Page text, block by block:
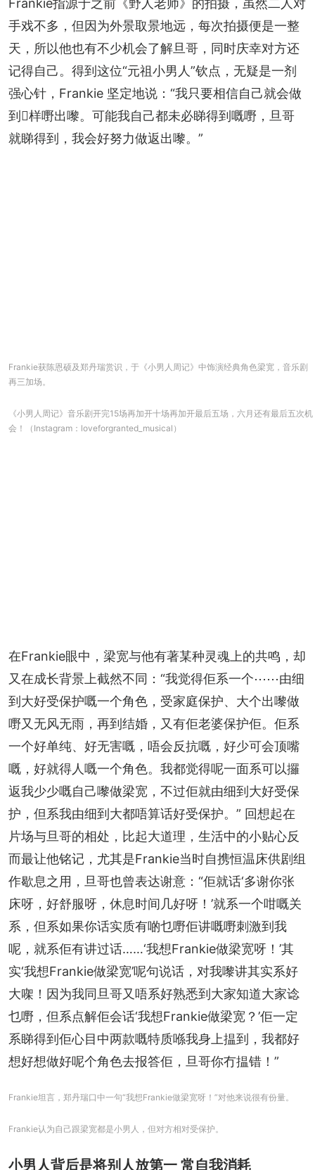
Frankie指源于之前《野人老师》的拍摄，虽然二人对
手戏不多，但因为外景取景地远，每次拍摄便是一整
天，所以他也有不少机会了解旦哥，同时庆幸对方还
记得自己。得到这位“元祖小男人”钦点，无疑是一剂
强心针，Frankie 坚定地说：“我只要相信自己就会做
到𠮶样嘢出嚟。可能我自己都未必睇得到嘅嘢，旦哥
就睇得到，我会好努力做返出嚟。”
Frankie获陈恩硕及郑丹瑞赏识，于《小男人周记》中饰演经典角色梁宽，音乐剧
再三加场。
《小男人周记》音乐剧开完15场再加开十场再加开最后五场，六月还有最后五次机
会！（Instagram：loveforgranted_musical）
在Frankie眼中，梁宽与他有著某种灵魂上的共鸣，却
又在成长背景上截然不同：“我觉得佢系一个⋯⋯由细
到大好受保护嘅一个角色，受家庭保护、大个出嚟做
嘢又无风无雨，再到结婚，又有佢老婆保护佢。佢系
一个好单纯、好无害嘅，唔会反抗嘅，好少可会顶嘴
嘅，好就得人嘅一个角色。我都觉得呢一面系可以攞
返我少少嘅自己嚟做梁宽，不过佢就由细到大好受保
护，但系我由细到大都唔算话好受保护。” 回想起在
片场与旦哥的相处，比起大道理，生活中的小贴心反
而最让他铭记，尤其是Frankie当时自携恒温床供剧组
作歇息之用，旦哥也曾表达谢意：“佢就话‘多谢你张
床呀，好舒服呀，休息时间几好呀！’就系一个咁嘅关
系，但系如果你话实质有啲乜嘢佢讲嘅嘢刺激到我
呢，就系佢有讲过话……‘我想Frankie做梁宽呀！’其
实‘我想Frankie做梁宽’呢句说话，对我嚟讲其实系好
大㗎！因为我同旦哥又唔系好熟悉到大家知道大家谂
乜嘢，但系点解佢会话‘我想Frankie做梁宽？’佢一定
系睇得到佢心目中两款嘅特质喺我身上揾到，我都好
想好想做好呢个角色去报答佢，旦哥你冇揾错！”
Frankie坦言，郑丹瑞口中一句“我想Frankie做梁宽呀！”对他来说很有份量。
Frankie认为自己跟梁宽都是小男人，但对方相对受保护。
小男人背后是将别人放第一 常自我消耗